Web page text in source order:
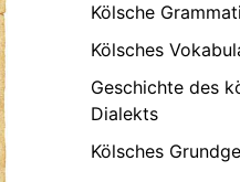
Kölsche
Kölsches
Geschichte des
Dialekts
Kölsches